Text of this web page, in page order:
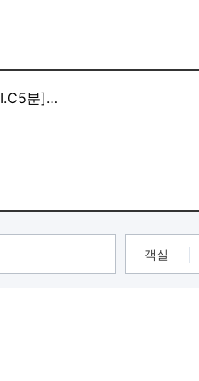
분]
.
민증 도용및 위조죄.
사적 책임
년원 송치
안됨.
객실